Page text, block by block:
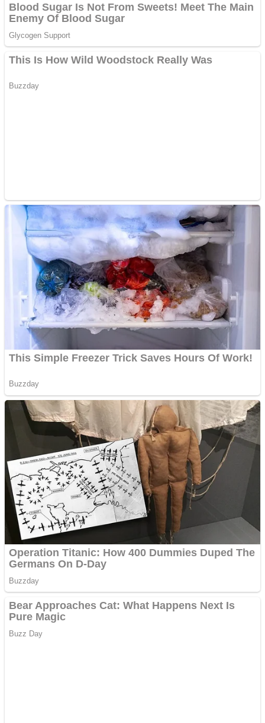
Cutit cositoare KUHN
Creez aplicatie
ANDROID pentru siteul
tau
Anuntul tau apare in mai
multe ziare online
Apartamente 2 camere
Aplică acum pentru toate
tipurile de împrumuturi
și obține bani urgent!
Bucuresti. Curatare
profesionala